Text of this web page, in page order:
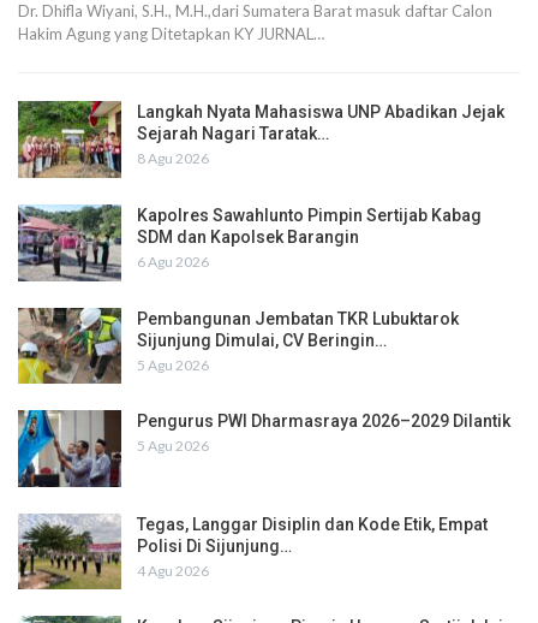
Dr. Dhifla Wiyani, S.H., M.H.,dari Sumatera Barat masuk daftar Calon
Hakim Agung yang Ditetapkan KY JURNAL…
Langkah Nyata Mahasiswa UNP Abadikan Jejak
Sejarah Nagari Taratak…
8 Agu 2026
Kapolres Sawahlunto Pimpin Sertijab Kabag
SDM dan Kapolsek Barangin
6 Agu 2026
Pembangunan Jembatan TKR Lubuktarok
Sijunjung Dimulai, CV Beringin…
5 Agu 2026
Pengurus PWI Dharmasraya 2026–2029 Dilantik
5 Agu 2026
Tegas, Langgar Disiplin dan Kode Etik, Empat
Polisi Di Sijunjung…
4 Agu 2026